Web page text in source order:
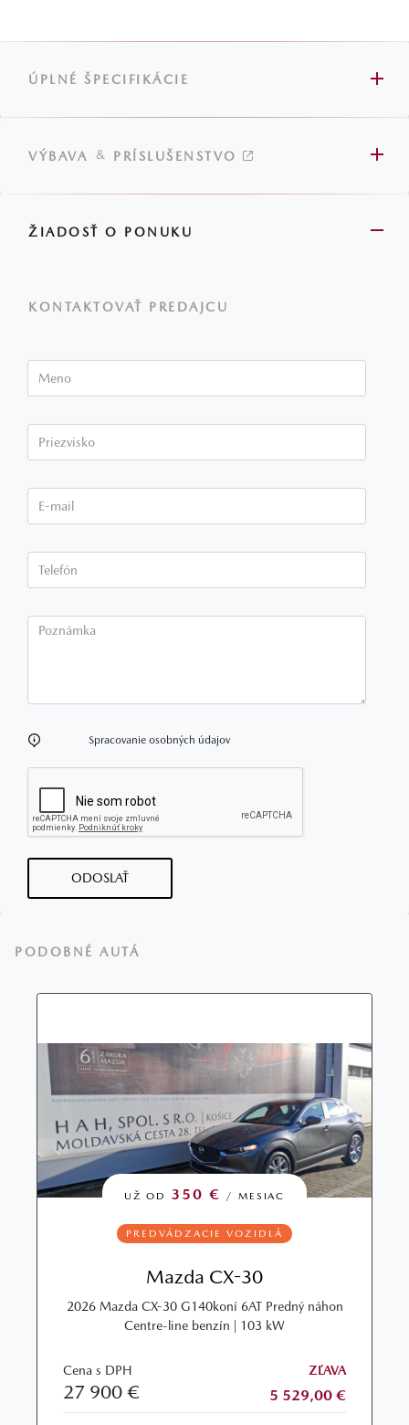
ÚPLNÉ ŠPECIFIKÁCIE
VÝBAVA & PRÍSLUŠENSTVO
ŽIADOSŤ O PONUKU
KONTAKTOVAŤ PREDAJCU
Spracovanie osobných údajov
ODOSLAŤ
PODOBNÉ AUTÁ
UŽ OD 350 € / MESIAC
PREDVÁDZACIE VOZIDLÁ
Mazda CX-30
2026 Mazda CX-30 G140koní 6AT Predný náhon
Centre-line benzín | 103 kW
Cena s DPH
27 900 €
ZĽAVA
5 529,00 €